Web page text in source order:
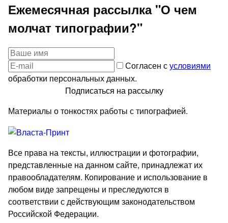
Ежемесячная рассылка "О чем
молчат типографии?"
Согласен сусловиями
обработки персональных данных.
Подписаться на рассылку
Материалы о тонкостях работы с типографией.
Все права на тексты, иллюстрации и фотографии,
представленные на данном сайте, принадлежат их
правообладателям. Копирование и использование в
любом виде запрещены и преследуются в
соответствии с действующим законодательством
Российской Федерации.